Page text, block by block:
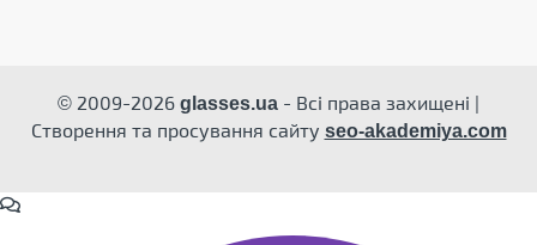
© 2009-2026 glasses.ua - Всі права захищені |
Створення та просування сайту seo-akademiya.com